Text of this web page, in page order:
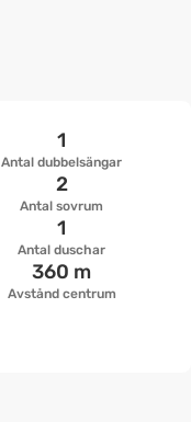
Antal dubbelsängar
1
Antal sovrum
2
Antal duschar
1
Avstånd centrum
360 m